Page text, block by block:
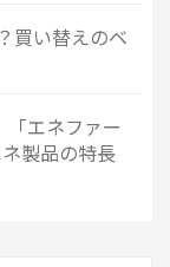
買い替えのベ
「エネファー
製品の特長